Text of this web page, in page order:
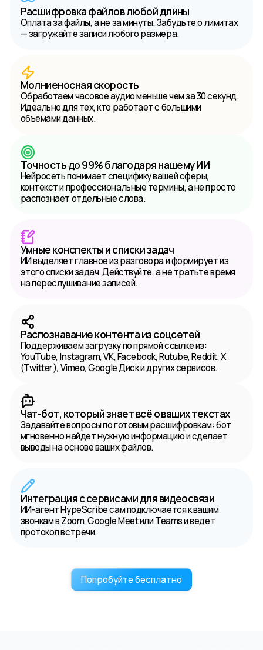
Расшифровка файлов любой длины
Оплата за файлы, а не за минуты. Забудьте о лимитах
— загружайте записи любого размера.
Молниеносная скорость
Обработаем часовое аудио меньше чем за 30 секунд.
Идеально для тех, кто работает с большими
объемами данных.
Точность до 99% благодаря нашему ИИ
Нейросеть понимает специфику вашей сферы,
контекст и профессиональные термины, а не просто
распознает отдельные слова.
Умные конспекты и списки задач
ИИ выделяет главное из разговора и формирует из
этого списки задач. Действуйте, а не тратьте время
на переслушивание записей.
Распознавание контента из соцсетей
Поддерживаем загрузку по прямой ссылке из:
YouTube, Instagram, VK, Facebook, Rutube, Reddit, X
(Twitter), Vimeo, Google Диск и других сервисов.
Чат-бот, который знает всё о ваших текстах
Задавайте вопросы по готовым расшифровкам: бот
мгновенно найдет нужную информацию и сделает
выводы на основе ваших файлов.
Интеграция с сервисами для видеосвязи
ИИ-агент HypeScribe сам подключается к вашим
звонкам в Zoom, Google Meet или Teams и ведет
протокол встречи.
Попробуйте бесплатно